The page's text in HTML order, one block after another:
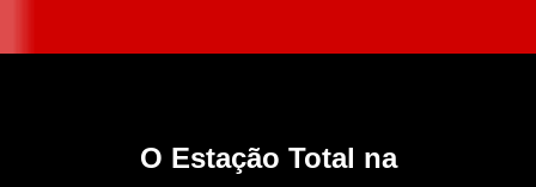
O Estação Total na